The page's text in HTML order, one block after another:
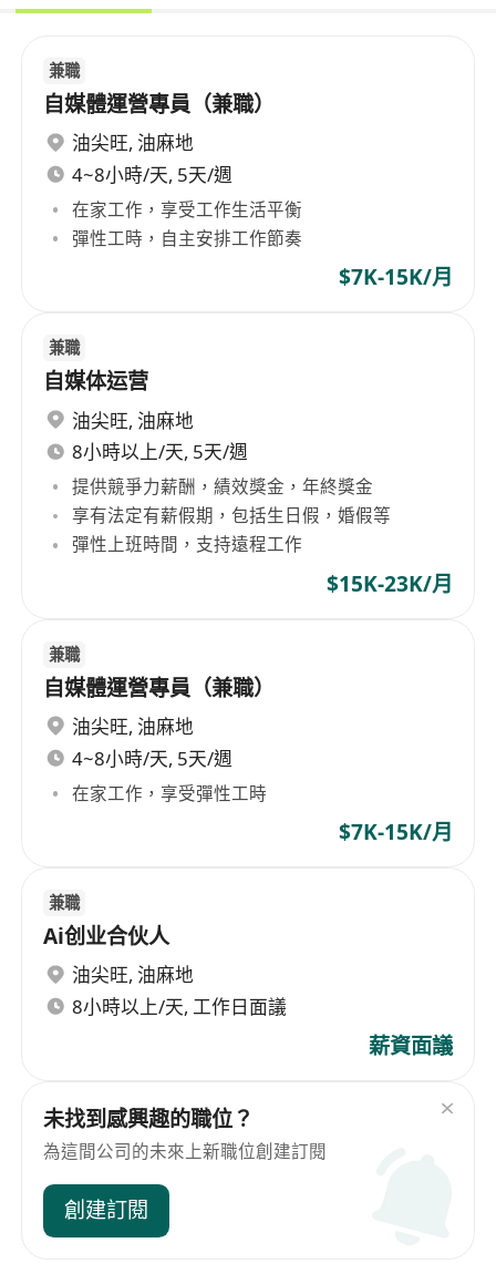
兼職
自媒體運營專員（兼職）
油尖旺, 油麻地
4~8小時/天, 5天/週
在家工作，享受工作生活平衡
彈性工時，自主安排工作節奏
$7K-15K/月
兼職
自媒体运营
油尖旺, 油麻地
8小時以上/天, 5天/週
提供競爭力薪酬，績效獎金，年終獎金
享有法定有薪假期，包括生日假，婚假等
彈性上班時間，支持遠程工作
$15K-23K/月
兼職
自媒體運營專員（兼職）
油尖旺, 油麻地
4~8小時/天, 5天/週
在家工作，享受彈性工時
$7K-15K/月
兼職
Ai创业合伙人
油尖旺, 油麻地
8小時以上/天, 工作日面議
薪資面議
未找到感興趣的職位？
為這間公司的未來上新職位創建訂閱
創建訂閱